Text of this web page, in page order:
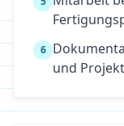
6
und